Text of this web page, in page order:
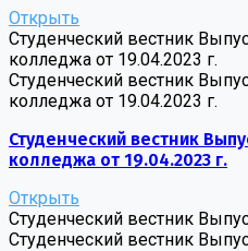
Открыть
Студенческий вестник
колледжа от 19.04.2023 г.
Студенческий вестник
колледжа от 19.04.2023 г.
Студенческий вестник
колледжа от 19.04.2023 г.
Открыть
Студенческий вестник
Студенческий вестник